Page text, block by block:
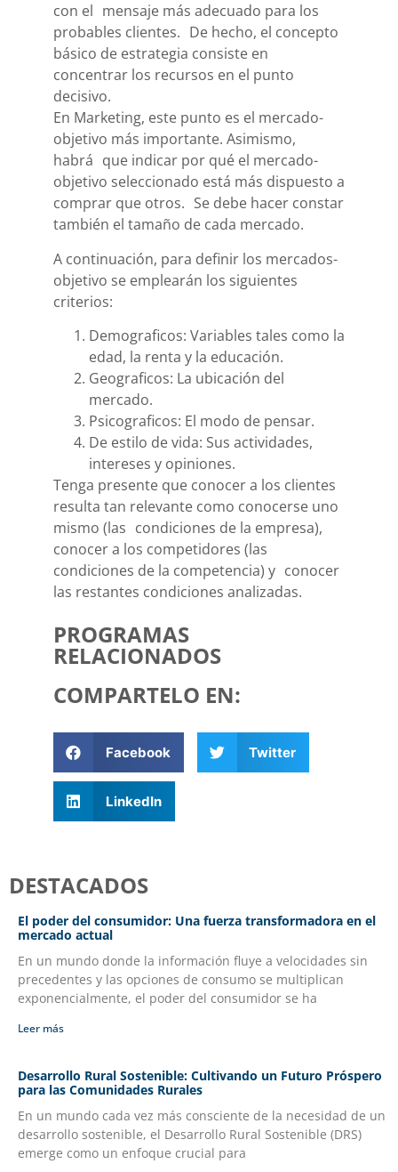
con el mensaje más adecuado para los
probables clientes. De hecho, el concepto
básico de estrategia consiste en
concentrar los recursos en el punto
decisivo.
En Marketing, este punto es el mercado-
objetivo más importante. Asimismo,
habrá que indicar por qué el mercado-
objetivo seleccionado está más dispuesto a
comprar que otros. Se debe hacer constar
también el tamaño de cada mercado.
A continuación, para definir los mercados-
objetivo se emplearán los siguientes
criterios:
Demograficos: Variables tales como la
edad, la renta y la educación.
Geograficos: La ubicación del
mercado.
Psicograficos: El modo de pensar.
De estilo de vida: Sus actividades,
intereses y opiniones.
Tenga presente que conocer a los clientes
resulta tan relevante como conocerse uno
mismo (las condiciones de la empresa),
conocer a los competidores (las
condiciones de la competencia) y conocer
las restantes condiciones analizadas.
PROGRAMAS
RELACIONADOS
COMPARTELO EN:
Facebook Twitter
LinkedIn
DESTACADOS
El poder del consumidor: Una fuerza transformadora en el
mercado actual
En un mundo donde la información fluye a velocidades sin
precedentes y las opciones de consumo se multiplican
exponencialmente, el poder del consumidor se ha
Leer más
Desarrollo Rural Sostenible: Cultivando un Futuro Próspero
para las Comunidades Rurales
En un mundo cada vez más consciente de la necesidad de un
desarrollo sostenible, el Desarrollo Rural Sostenible (DRS)
emerge como un enfoque crucial para